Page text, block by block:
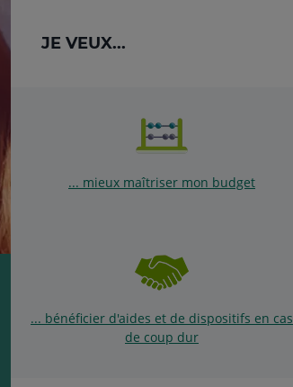
JE VEUX...
... mieux maîtriser mon budget
... bénéficier d'aides et de dispositifs en cas
de coup dur